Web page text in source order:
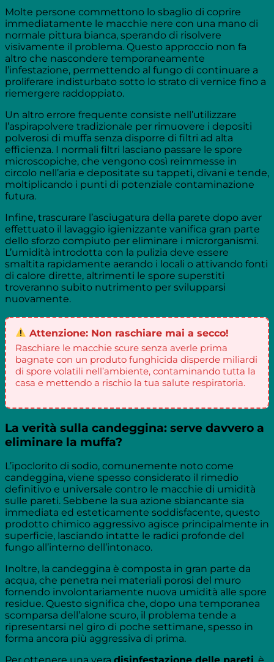
Molte persone commettono lo sbaglio di coprire
immediatamente le macchie nere con una mano di
normale pittura bianca, sperando di risolvere
visivamente il problema. Questo approccio non fa
altro che nascondere temporaneamente
l’infestazione, permettendo al fungo di continuare a
proliferare indisturbato sotto lo strato di vernice fino a
riemergere raddoppiato.
Un altro errore frequente consiste nell’utilizzare
l’aspirapolvere tradizionale per rimuovere i depositi
polverosi di muffa senza disporre di filtri ad alta
efficienza. I normali filtri lasciano passare le spore
microscopiche, che vengono così reimmesse in
circolo nell’aria e depositate su tappeti, divani e tende,
moltiplicando i punti di potenziale contaminazione
futura.
Infine, trascurare l’asciugatura della parete dopo aver
effettuato il lavaggio igienizzante vanifica gran parte
dello sforzo compiuto per eliminare i microrganismi.
L’umidità introdotta con la pulizia deve essere
smaltita rapidamente aerando i locali o attivando fonti
di calore dirette, altrimenti le spore superstiti
troveranno subito nutrimento per svilupparsi
nuovamente.
Attenzione: Non raschiare mai a secco!
Raschiare le macchie scure senza averle prima
bagnate con un produto funghicida disperde miliardi
di spore volatili nell’ambiente, contaminando tutta la
casa e mettendo a rischio la tua salute respiratoria.
La verità sulla candeggina: serve davvero a
eliminare la muffa?
L’ipoclorito di sodio, comunemente noto come
candeggina, viene spesso considerato il rimedio
definitivo e universale contro le macchie di umidità
sulle pareti. Sebbene la sua azione sbiancante sia
immediata ed esteticamente soddisfacente, questo
prodotto chimico aggressivo agisce principalmente in
superficie, lasciando intatte le radici profonde del
fungo all’interno dell’intonaco.
Inoltre, la candeggina è composta in gran parte da
acqua, che penetra nei materiali porosi del muro
fornendo involontariamente nuova umidità alle spore
residue. Questo significa che, dopo una temporanea
scomparsa dell’alone scuro, il problema tende a
ripresentarsi nel giro di poche settimane, spesso in
forma ancora più aggressiva di prima.